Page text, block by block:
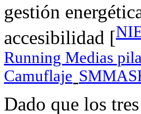
gestión
accesibilidad [
Running Medias
Camuflaje-
Dado que los